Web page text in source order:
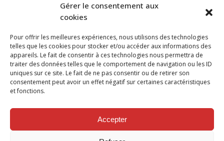
Gérer le consentement aux
cookies
Pour offrir les meilleures expériences, nous utilisons des technologies
telles que les cookies pour stocker et/ou accéder aux informations des
appareils. Le fait de consentir à ces technologies nous permettra de
traiter des données telles que le comportement de navigation ou les ID
uniques sur ce site. Le fait de ne pas consentir ou de retirer son
consentement peut avoir un effet négatif sur certaines caractéristiques
et fonctions.
Accepter
savoir plus sur la façon dont les données de vos
commentaires sont traitées.